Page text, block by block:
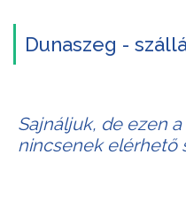
Dunaszeg -
Sajnáljuk, de ezen
nincsenek elérhető